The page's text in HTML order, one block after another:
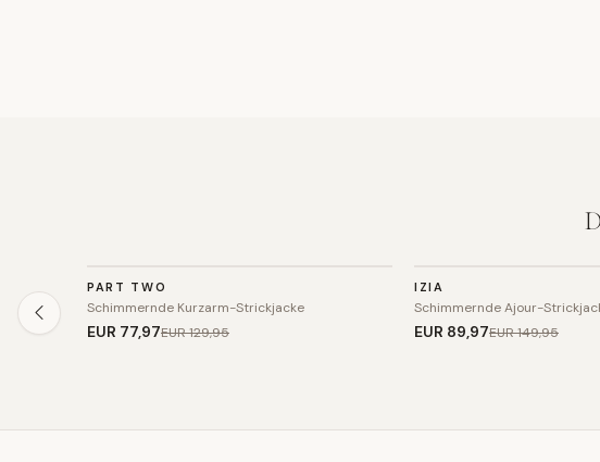
SALE
PART TWO
Schimmernde Kurzarm-Strickjacke
EUR 77,97EUR 129,95
SALE
IZIA
Schimmernde Ajour-
EUR 89,97EUR 149,95